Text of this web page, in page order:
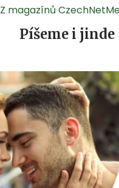
Z magazínů
Píšeme i jinde